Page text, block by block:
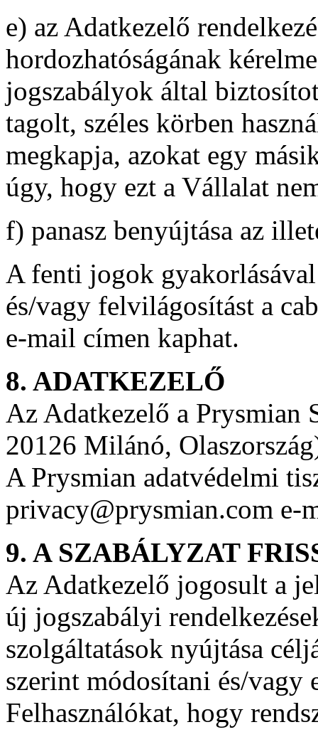
e) az Adatkezelő
hordozhatóságának
jogszabályok által
tagolt, széles körben
megkapja, azokat egy
úgy, hogy ezt a Vállalat
f) panasz benyújtása az
A fenti jogok
és/vagy felvilágosítást a
e-mail címen kaphat.
8. ADATKEZELŐ
Az Adatkezelő a Prysmian
20126 Milánó,
A Prysmian adatvédelmi
privacy@prysmian.com e-
9. A SZABÁLYZAT
Az Adatkezelő jogosult a
új jogszabályi
szolgáltatások nyújtása
szerint módosítani és/vagy
Felhasználókat, hogy